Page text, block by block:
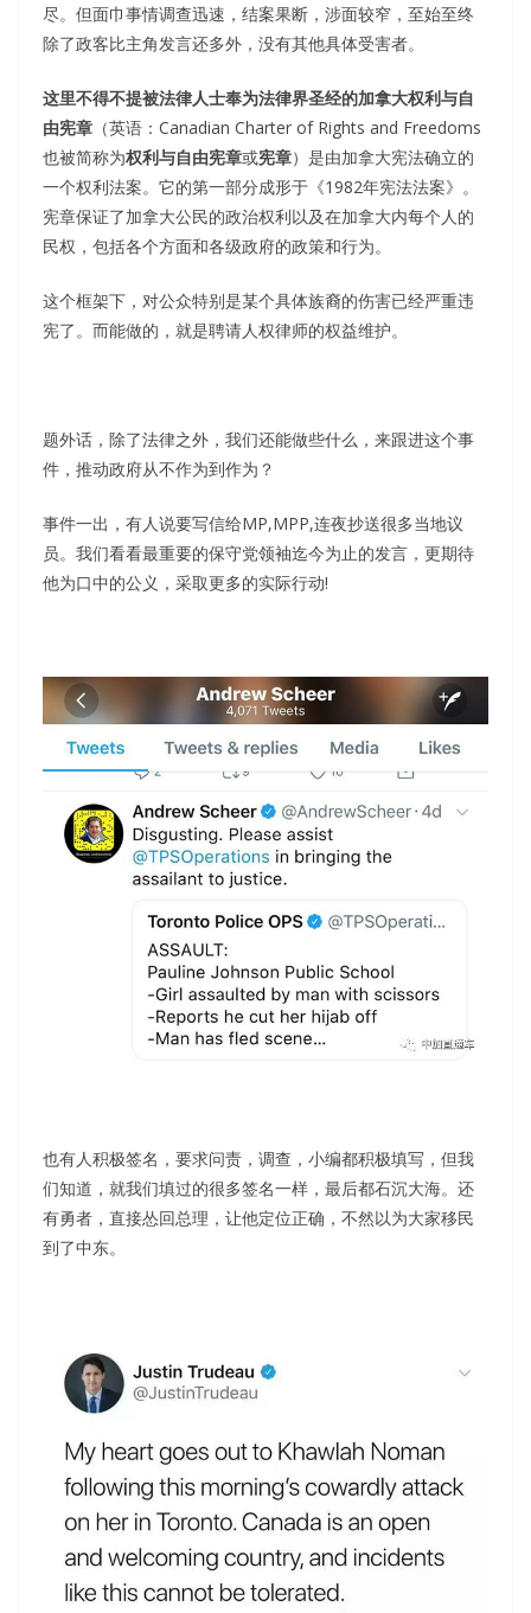
尽。但面巾事情调查迅速，结案果断，涉面较窄，至始至终
除了政客比主角发言还多外，没有其他具体受害者。
这里不得不提被法律人士奉为法律界圣经的加拿大权利与自
由宪章 （英语：Canadian Charter of Rights and Freedoms
也被简称为权利与自由宪章或宪章）是由加拿大宪法确立的
一个权利法案。它的第一部分成形于《1982年宪法法案》。
宪章保证了加拿大公民的政治权利以及在加拿大内每个人的
民权，包括各个方面和各级政府的政策和行为。
这个框架下，对公众特别是某个具体族裔的伤害已经严重违
宪了。而能做的，就是聘请人权律师的权益维护。
题外话，除了法律之外，我们还能做些什么，来跟进这个事
件，推动政府从不作为到作为？
事件一出，有人说要写信给MP,MPP,连夜抄送很多当地议
员。我们看看最重要的保守党领袖迄今为止的发言，更期待
他为口中的公义，采取更多的实际行动!
也有人积极签名，要求问责，调查，小编都积极填写，但我
们知道，就我们填过的很多签名一样，最后都石沉大海。还
有勇者，直接怂回总理，让他定位正确，不然以为大家移民
到了中东。